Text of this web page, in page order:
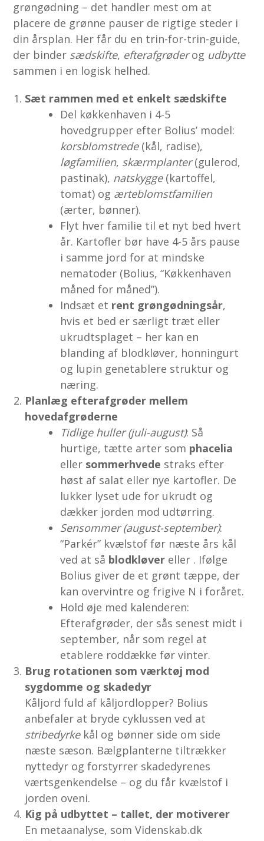
grøngødning – det handler mest om at
placere de grønne pauser de rigtige steder i
din årsplan. Her får du en trin-for-trin-guide,
der binder sædskifte, efterafgrøderog udbytte
sammen i en logisk helhed.
Sæt rammen med et enkelt sædskifte
Del køkkenhaven i 4-5
hovedgrupper efter Bolius’ model:
korsblomstrede(kål, radise),
løgfamilien, skærmplanter(gulerod,
pastinak), natskygge(kartoffel,
tomat) og ærteblomstfamilien
(ærter, bønner).
Flyt hver familie til et nyt bed hvert
år. Kartofler bør have 4-5 års pause
i samme jord for at mindske
nematoder (Bolius, “Køkkenhaven
måned for måned”).
Indsæt et rent grøngødningsår,
hvis et bed er særligt træt eller
ukrudtsplaget – her kan en
blanding af blodkløver, honningurt
og lupin genetablere struktur og
næring.
Planlæg efterafgrøder mellem
hovedafgrøderne
Tidlige huller (juli-august): Så
hurtige, tætte arter som phacelia
eller sommerhvede straks efter
høst af salat eller nye kartofler. De
lukker lyset ude for ukrudt og
dækker jorden mod udtørring.
Sensommer (august-september):
“Parkér” kvælstof før næste års kål
ved at så blodkløver eller . Ifølge
Bolius giver de et grønt tæppe, der
kan overvintre og frigive N i foråret.
Hold øje med kalenderen:
Efterafgrøder, der sås senest midt i
september, når som regel at
etablere roddække før vinter.
Brug rotationen som værktøj mod
sygdomme og skadedyr
Kåljord fuld af kåljordlopper? Bolius
anbefaler at bryde cyklussen ved at
stribedyrkekål og bønner side om side
næste sæson. Bælgplanterne tiltrækker
nyttedyr og forstyrrer skadedyrenes
værtsgenkendelse – og du får kvælstof i
jorden oveni.
Kig på udbyttet – tallet, der motiverer
En metaanalyse, som Videnskab.dk